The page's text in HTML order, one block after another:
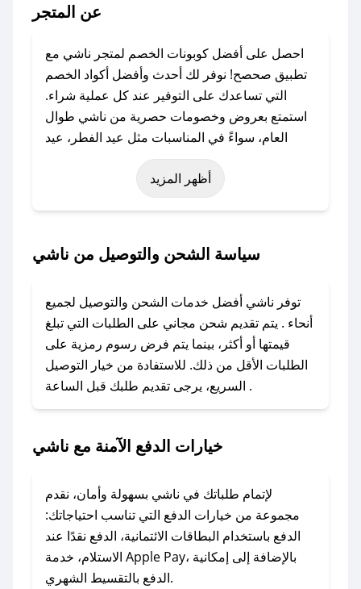
عن المتجر
احصل على أفضل كوبونات الخصم لمتجر ناشي مع
تطبيق صحصح! نوفر لك أحدث وأفضل أكواد الخصم
التي تساعدك على التوفير عند كل عملية شراء.
استمتع بعروض وخصومات حصرية من ناشي طوال
العام، سواءً في المناسبات مثل عيد الفطر، عيد
الأضحى، الجمعة البيضاء (شهر نوفمبر)، رمضان،
اليوم الوطني، يوم التأسيس، أو حتى عروض خاصة
باستخدام تطبيق صحصح، يمكنك العثور بسهولة على
تواصل معنا عبر تويتر أو البريد الإلكتروني لإضافته
بسرعة.
### كيفية استخدام كود خصم ناشي؟
1. انسخ كود الخصم من تطبيق صحصح.
2. الصقه في خانة الدفع عند التسوق من ناشي.
### ماذا أفعل إذا لم يعمل كود الخصم؟
الرسائل الخاصة على تويتر أو البريد الإلكتروني،
وسنقوم بحل المشكلة في أسرع وقت ممكن.
### ماذا أفعل إذا لم أجد كود خصم لمتجري
المفضل؟
أظهر المزيد
سياسة الشحن والتوصيل من ناشي
توفر ناشي أفضل خدمات الشحن والتوصيل لجميع
أنحاء . يتم تقديم شحن مجاني على الطلبات التي تبلغ
قيمتها أو أكثر، بينما يتم فرض رسوم رمزية على
الطلبات الأقل من ذلك. للاستفادة من خيار التوصيل
السريع، يرجى تقديم طلبك قبل الساعة .
خيارات الدفع الآمنة مع ناشي
لإتمام طلباتك في ناشي بسهولة وأمان، نقدم
مجموعة من خيارات الدفع التي تناسب احتياجاتك:
الدفع باستخدام البطاقات الائتمانية، الدفع نقدًا عند
الاستلام، خدمة Apple Pay، بالإضافة إلى إمكانية
الدفع بالتقسيط الشهري.